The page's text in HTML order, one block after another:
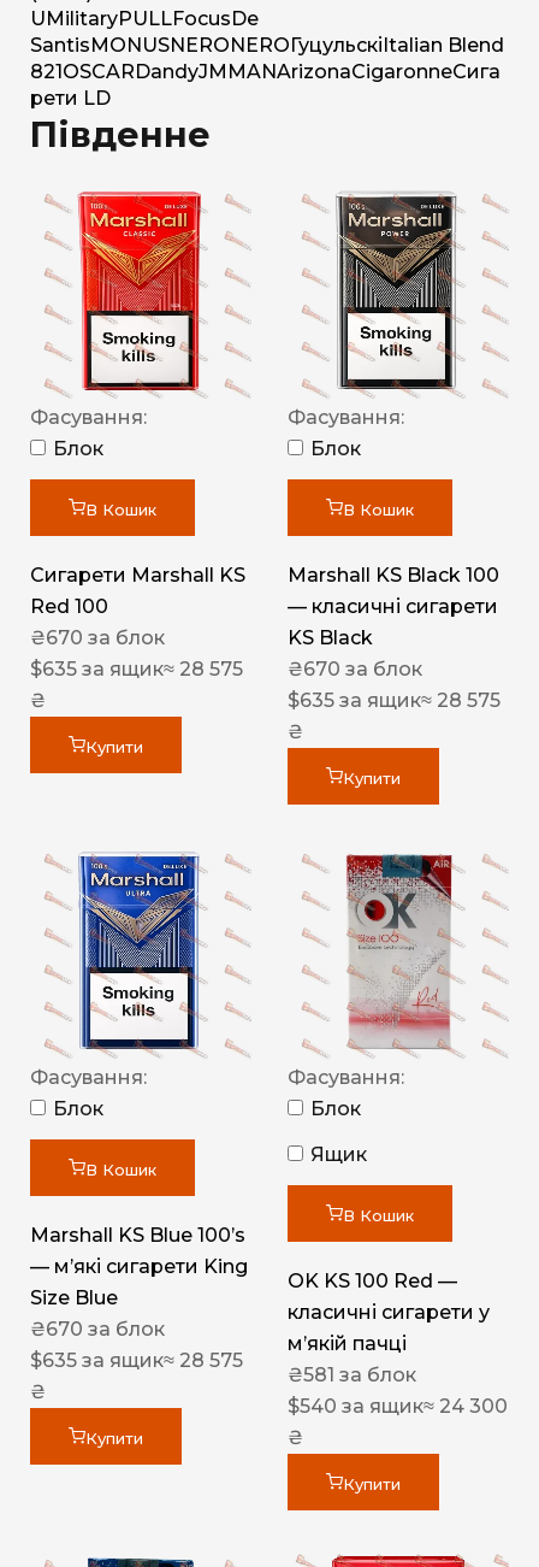
U MilitaryPULLFocus De
Santis MONUSNERO NERO Гуцульскі Italian Blend
821 OSCAR DandyJM MANArizonaCigaronneСига
рети LD
Південне
Фасування:
Блок
В Кошик
Сигарети Marshall KS
Red 100
₴670 за блок
$635 за ящик≈ 28 575
₴
Купити
Фасування:
Блок
В Кошик
Marshall KS Black 100
— класичні сигарети
KS Black
₴670 за блок
$635 за ящик≈ 28 575
₴
Купити
Фасування:
Блок
В Кошик
Marshall KS Blue 100’s
— м’які сигарети King
Size Blue
₴670 за блок
$635 за ящик≈ 28 575
₴
Купити
Фасування:
Блок
Ящик
В Кошик
OK KS 100 Red —
класичні сигарети у
м’якій пачці
₴581 за блок
$540 за ящик≈ 24 300
₴
Купити